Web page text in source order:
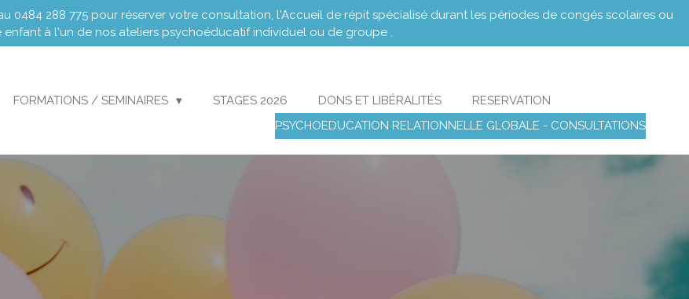
0484 288 775 pour réserver votre consultation, l'Accueil de répit spécialisé durant les périodes de congés scolaires ou
enfant à l'un de nos ateliers psychoéducatif individuel ou de groupe .
FORMATIONS / SEMINAIRES STAGES 2026 DONS ET LIBÉRALITÉS
RESERVATION
PSYCHOEDUCATION RELATIONNELLE GLOBALE - CONSULTATIONS